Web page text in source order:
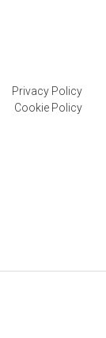
Privacy Policy
Cookie Policy